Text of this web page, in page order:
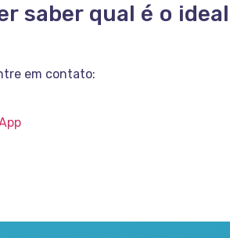
saber qual é o ideal
em contato: